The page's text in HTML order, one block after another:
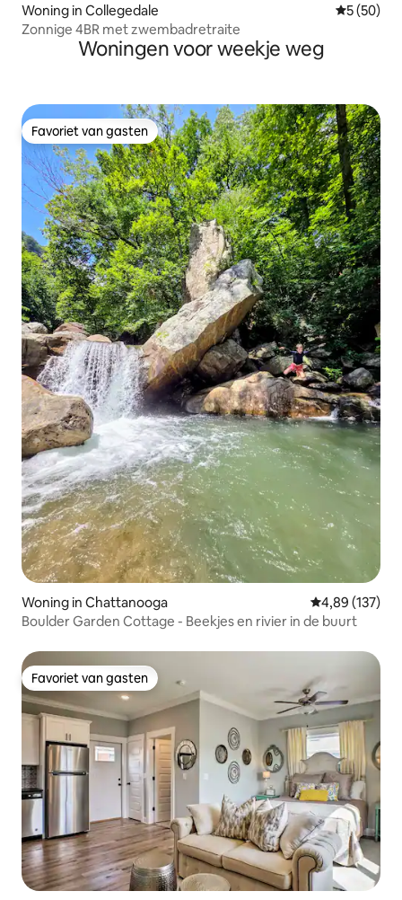
Woning in Collegedale
5 (50)
Zonnige 4BR met zwembadretraite
Woningen voor weekje weg
Favoriet van gasten
Favoriet van gasten
Woning in Chattanooga Gemiddelde
4,89 (137)
Boulder Garden Cottage - Beekjes en rivier in de buurt
Favoriet van gasten
Favoriet van gasten